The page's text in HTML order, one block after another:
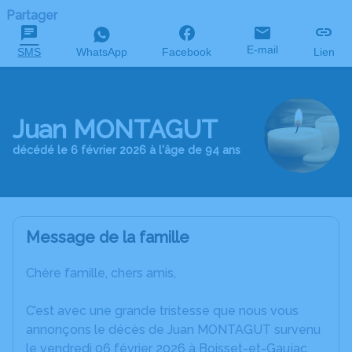
Partager
SMS WhatsApp Facebook E-mail Lien
Juan MONTAGUT
décédé le 6 février 2026 à l'âge de 94 ans
Message de la famille
Chère famille, chers amis,
C’est avec une grande tristesse que nous vous
annonçons le décès de Juan MONTAGUT survenu
le vendredi 06 février 2026 à Boisset-et-Gaujac.